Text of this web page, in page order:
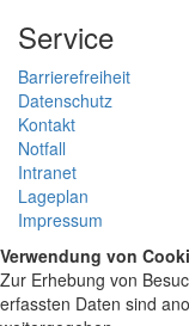
Service
Barrierefreiheit
Datenschutz
Kontakt
Notfall
Intranet
Lageplan
Impressum
Verwendung von
Zur Erhebung von
erfassten Daten sind